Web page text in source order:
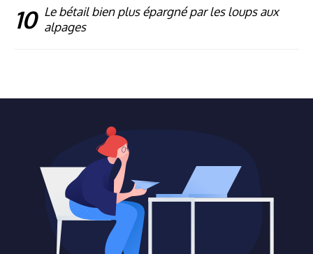
10 Le bétail bien plus épargné par les loups aux
alpages